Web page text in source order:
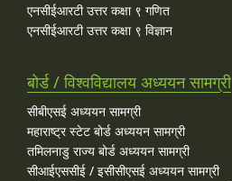
एनसीईआरटी उत्तर कक्षा ९ गणित
एनसीईआरटी उत्तर कक्षा ९ विज्ञान
बोर्ड / विश्वविद्यालय अध्ययन सामग्री
सीबीएसई अध्ययन सामग्री
महाराष्ट्र स्टेट बोर्ड अध्ययन सामग्री
तमिलनाडु राज्य बोर्ड अध्ययन सामग्री
सीआईएससीई / इसीसीएसई अध्ययन सामग्री